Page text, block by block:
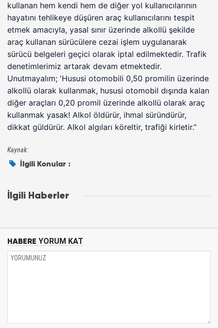
kullanan hem kendi hem de diğer yol kullanıcılarının
hayatını tehlikeye düşüren araç kullanıcılarını tespit
etmek amacıyla, yasal sınır üzerinde alkollü şekilde
araç kullanan sürücülere cezai işlem uygulanarak
sürücü belgeleri geçici olarak iptal edilmektedir. Trafik
denetimlerimiz artarak devam etmektedir.
Unutmayalım; 'Hususi otomobili 0,50 promilin üzerinde
alkollü olarak kullanmak, hususi otomobil dışında kalan
diğer araçları 0,20 promil üzerinde alkollü olarak araç
kullanmak yasak! Alkol öldürür, ihmal süründürür,
dikkat güldürür. Alkol algıları köreltir, trafiği kirletir.”
Kaynak:
İlgili Konular :
İlgili Haberler
HABERE YORUM KAT